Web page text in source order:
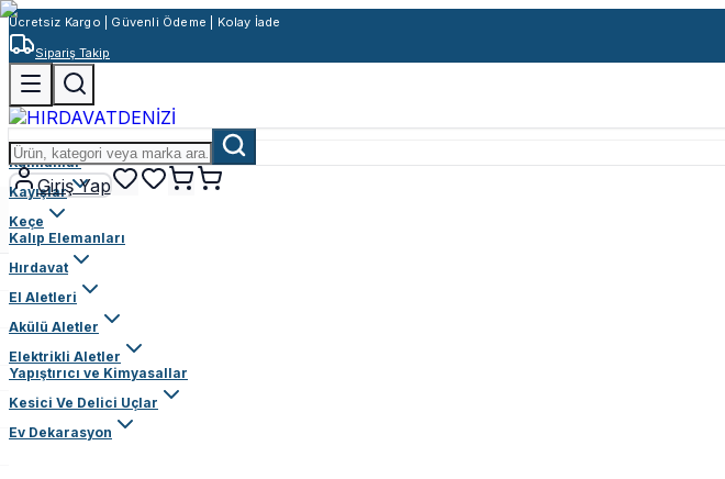
Ücretsiz Kargo | Güvenli Ödeme | Kolay İade
Sipariş Takip
Giriş Yap
Rulmanlar
Kayışlar
Keçe
Kalıp Elemanları
Hırdavat
El Aletleri
Akülü Aletler
Elektrikli Aletler
Yapıştırıcı ve Kimyasallar
Kesici Ve Delici Uçlar
Ev Dekarasyon